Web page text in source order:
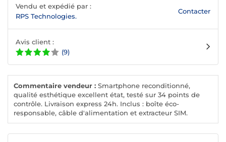
Vendu et expédié par :
RPS Technologies.
Contacter
Avis client :
(9)
Commentaire vendeur : Smartphone reconditionné,
qualité esthétique excellent état, testé sur 34 points de
contrôle. Livraison express 24h. Inclus : boîte éco-
responsable, câble d'alimentation et extracteur SIM.